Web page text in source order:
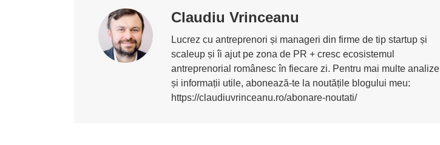
Claudiu Vrinceanu
Lucrez cu antreprenori și manageri din firme de tip startup și
scaleup și îi ajut pe zona de PR + cresc ecosistemul
antreprenorial românesc în fiecare zi. Pentru mai multe analize
și informații utile, abonează-te la noutățile blogului meu:
https://claudiuvrinceanu.ro/abonare-noutati/